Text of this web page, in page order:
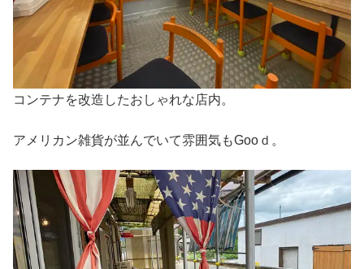
コンテナを改造したおしゃれな店内。
アメリカン雑貨が並んでいて雰囲気もGooｄ。